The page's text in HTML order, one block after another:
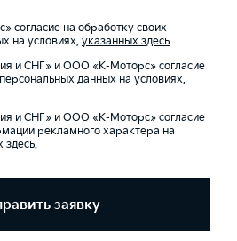
на обработку своих
на условиях, указанных здесь
и СНГ» и ООО «К-Моторс» согласие
данных на условиях,
и СНГ» и ООО «К-Моторс» согласие
рекламного характера на
здесь.
заявку